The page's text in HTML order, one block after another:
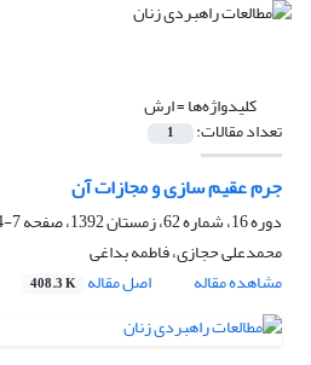
کلیدواژه‌ها =ارش
تعداد مقالات: 1
جرم عقیم سازی و مجازات آن
دوره 16، شماره 62، زمستان 1392، صفحه
7-64
محمدعلی حجازی، فاطمه بداغی
مشاهده مقاله
اصل مقاله 408.3 K